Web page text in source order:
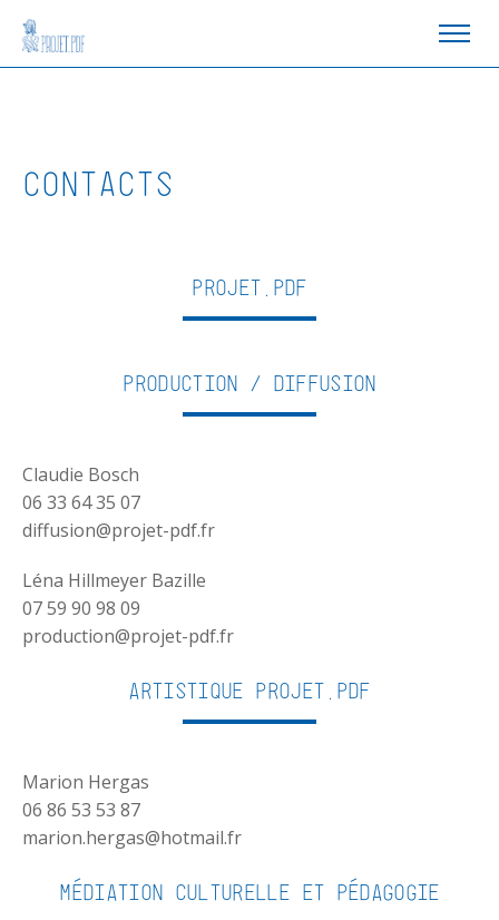
CONTACTS
PROJET.PDF
Production / Diffusion
Claudie Bosch
06 33 64 35 07
diffusion@projet-pdf.fr
Léna Hillmeyer Bazille
07 59 90 98 09
production@projet-pdf.fr
Artistique Projet.PDF
Marion Hergas
06 86 53 53 87
marion.hergas@hotmail.fr
Médiation culturelle et pédagogie